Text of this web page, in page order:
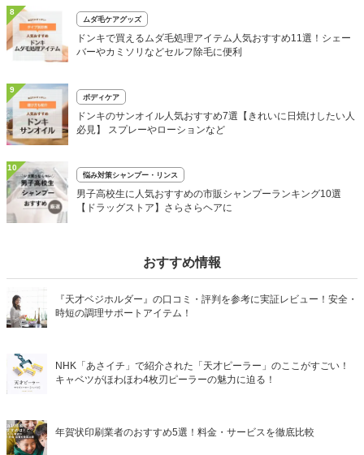
8
ムダ毛ケアグッズ
ドンキで買えるムダ毛処理アイテム人気おすすめ11選！シェー
バーやカミソリなどセルフ除毛に便利
9
ボディケア
ドンキのサンオイル人気おすすめ7選【きれいに日焼けしたい人
必見】 スプレーやローションなど
10
悩み対策シャンプー・リンス
男子高校生に人気おすすめの市販シャンプーランキング10選
【ドラッグストア】さらさらヘアに
おすすめ情報
『天才ベジホルダー』の口コミ・評判を参考に実証レビュー！安全・
時短の調理サポートアイテム！
NHK「あさイチ」で紹介された「天才ピーラー」のここがすごい！
キャベツがほわほわ4枚刃ピーラーの魅力に迫る！
年賀状印刷業者のおすすめ5選！料金・サービスを徹底比較